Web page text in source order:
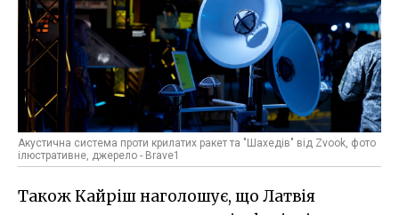
Акустична система проти крилатих ракет та "Шахедів" від Zvook, фото
ілюстративне, джерело - Brave1
Також Кайріш наголошує, що Латвія